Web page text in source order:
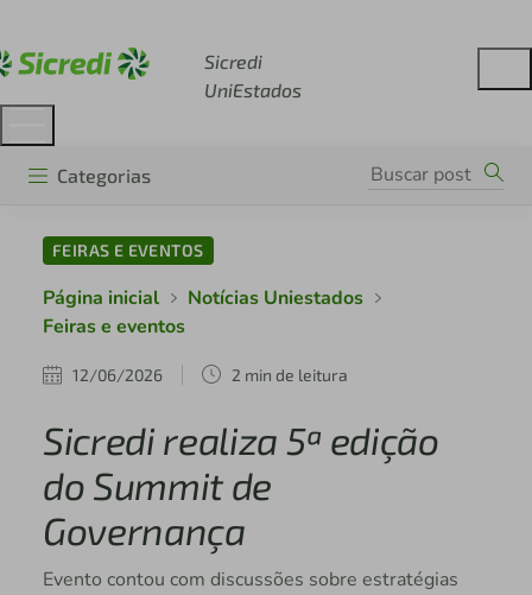
Sicredi
UniEstados
Categorias
FEIRAS E EVENTOS
Página inicial
Notícias Uniestados
Feiras e eventos
12/06/2026 2 min de leitura
Sicredi realiza 5ª edição
do Summit de
Governança
Evento contou com discussões sobre estratégias